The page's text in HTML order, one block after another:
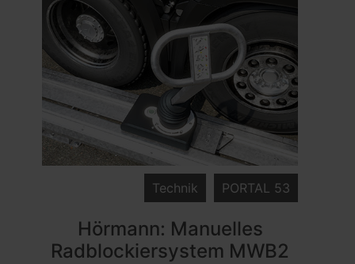
PORTAL 53
Technik
Hörmann: Manuelles
Radblockiersystem MWB2